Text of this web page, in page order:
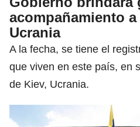
acompañamiento
Ucrania
A la fecha, se tiene el
que viven en este país, en
de Kiev, Ucrania.